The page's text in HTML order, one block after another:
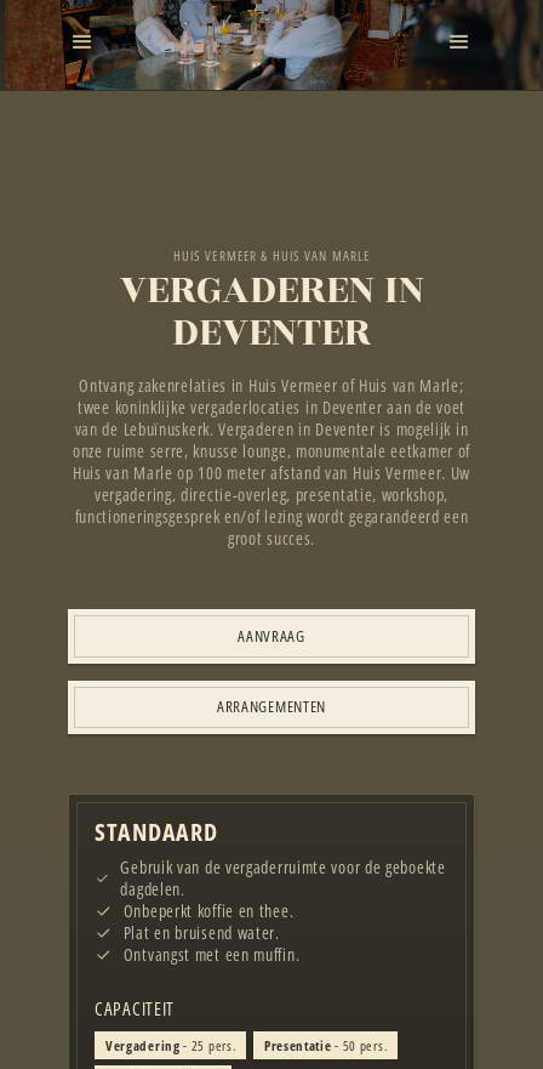
HUIS VERMEER & HUIS VAN MARLE
VERGADEREN IN
DEVENTER
Ontvang zakenrelaties in Huis Vermeer of Huis van Marle;
twee koninklijke vergaderlocaties in Deventer aan de voet
van de Lebuïnuskerk. Vergaderen in Deventer is mogelijk in
onze ruime serre, knusse lounge, monumentale eetkamer of
Huis van Marle op 100 meter afstand van Huis Vermeer. Uw
vergadering, directie-overleg, presentatie, workshop,
functioneringsgesprek en/of lezing wordt gegarandeerd een
groot succes.
AANVRAAG
ARRANGEMENTEN
STANDAARD
Gebruik van de vergaderruimte voor de geboekte
dagdelen.
Onbeperkt koffie en thee.
Plat en bruisend water.
Ontvangst met een muffin.
CAPACITEIT
Vergadering - 25 pers. Presentatie - 50 pers.